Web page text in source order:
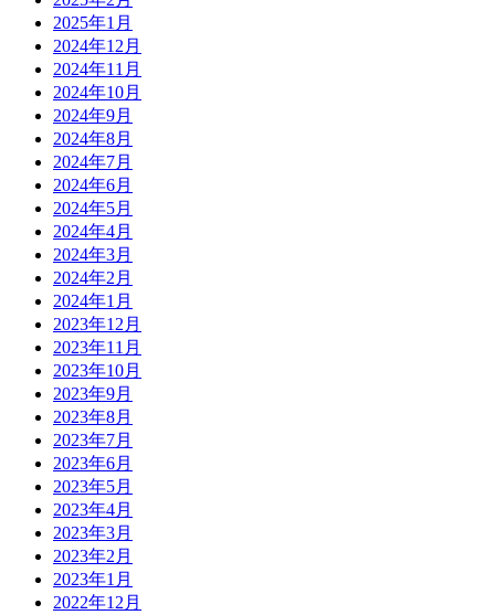
2025年1月
2024年12月
2024年11月
2024年10月
2024年9月
2024年8月
2024年7月
2024年6月
2024年5月
2024年4月
2024年3月
2024年2月
2024年1月
2023年12月
2023年11月
2023年10月
2023年9月
2023年8月
2023年7月
2023年6月
2023年5月
2023年4月
2023年3月
2023年2月
2023年1月
2022年12月